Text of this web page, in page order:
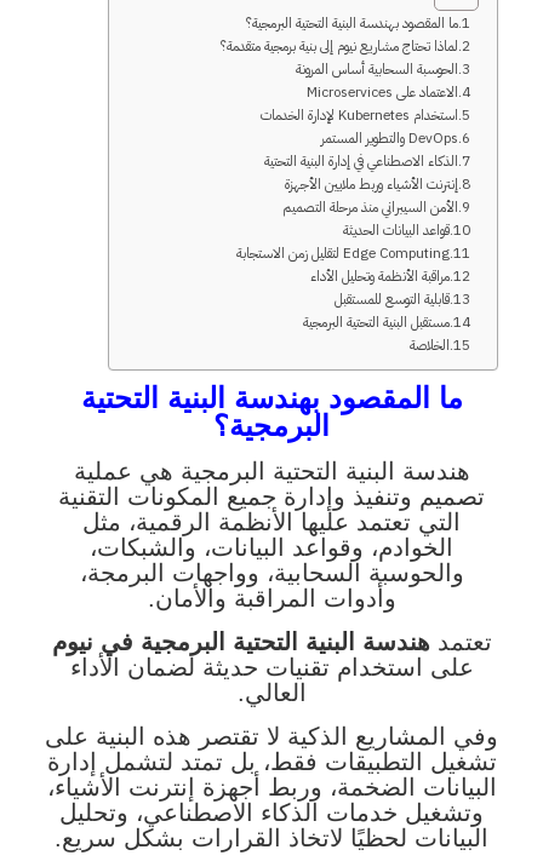
ما المقصود بهندسة البنية التحتية البرمجية؟
لماذا تحتاج مشاريع نيوم إلى بنية برمجية متقدمة؟
الحوسبة السحابية أساس المرونة
الاعتماد على Microservices
استخدام Kubernetes لإدارة الخدمات
DevOps والتطوير المستمر
الذكاء الاصطناعي في إدارة البنية التحتية
إنترنت الأشياء وربط ملايين الأجهزة
الأمن السيبراني منذ مرحلة التصميم
قواعد البيانات الحديثة
Edge Computing لتقليل زمن الاستجابة
مراقبة الأنظمة وتحليل الأداء
قابلية التوسع للمستقبل
مستقبل البنية التحتية البرمجية
الخلاصة
ما المقصود بهندسة البنية التحتية
البرمجية؟
هندسة البنية التحتية البرمجية هي عملية
تصميم وتنفيذ وإدارة جميع المكونات التقنية
التي تعتمد عليها الأنظمة الرقمية، مثل
الخوادم، وقواعد البيانات، والشبكات،
والحوسبة السحابية، وواجهات البرمجة،
وأدوات المراقبة والأمان.
تعتمدهندسة البنية التحتية البرمجية في نيوم
على استخدام تقنيات حديثة لضمان الأداء
العالي.
وفي المشاريع الذكية لا تقتصر هذه البنية على
تشغيل التطبيقات فقط، بل تمتد لتشمل إدارة
البيانات الضخمة، وربط أجهزة إنترنت الأشياء،
وتشغيل خدمات الذكاء الاصطناعي، وتحليل
البيانات لحظيًا لاتخاذ القرارات بشكل سريع.